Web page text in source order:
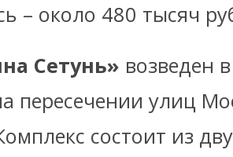
– около 480 тысяч
Сетунь» возведен
пересечении улиц
состоит из